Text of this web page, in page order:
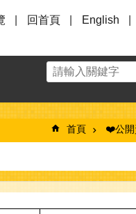
回首頁 English
首頁 ❤️公開